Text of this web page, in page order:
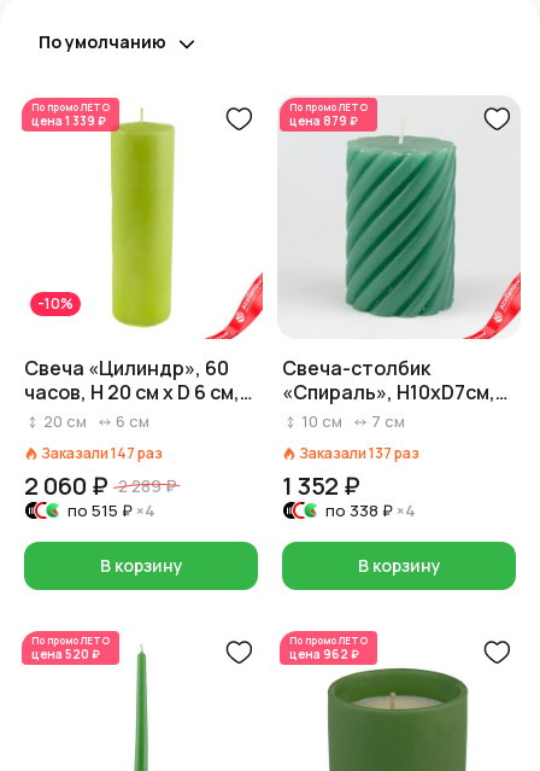
По умолчанию
По промоЛЕТО
цена 1 339 ₽
-10%
Свеча «Цилиндр», 60
часов, H 20 см x D 6 см,
фисташковый
20 см 6 см
Заказали147раз
2 060 ₽ 2 289 ₽
по 515 ₽ ×4
В корзину
По промоЛЕТО
цена 879 ₽
Свеча-столбик
«Спираль», H10xD7см,
зеленый
10 см 7 см
Заказали137раз
1 352 ₽
по 338 ₽ ×4
В корзину
По промоЛЕТО
цена 520 ₽
По промоЛЕТО
цена 962 ₽